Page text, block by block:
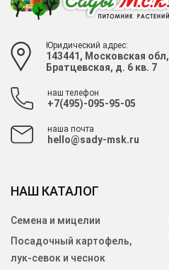
Юридический адрес:
143441, Московская
Братцевская, д. 6 кв. 7
наш телефон
+7(495)-095-95-05
наша почта
hello@sady-msk.ru
НАШ КАТАЛОГ
Семена и мицелии
Посадочный картофель,
лук-севок и чеснок